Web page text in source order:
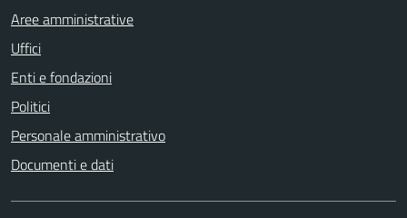
Aree amministrative
Uffici
Enti e fondazioni
Politici
Personale amministrativo
Documenti e dati